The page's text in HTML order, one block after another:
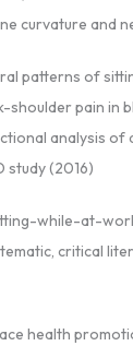
curvature and
patterns of
shoulder pain in
analysis of
study (2016)
while-at-
critical
health